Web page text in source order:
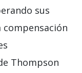
sus
Thompson